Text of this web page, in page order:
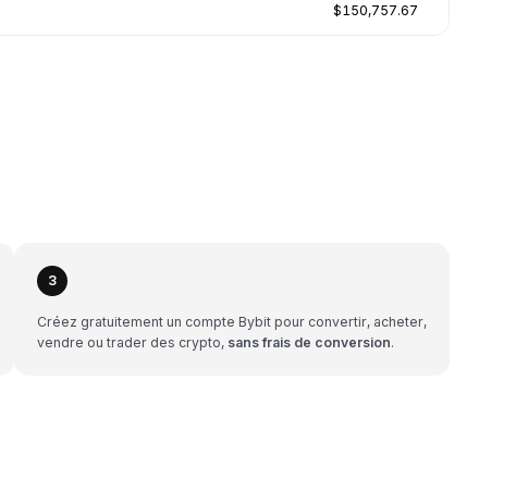
$150,757.67
3
Créez gratuitement un compte Bybit pour convertir, acheter,
vendre ou trader des crypto, sans frais de conversion.